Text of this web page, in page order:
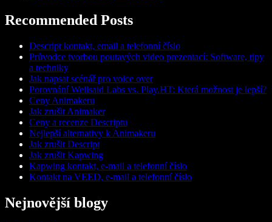
Recommended Posts
Descript kontakt, email a telefonní číslo
Průvodce tvorbou poutavých video prezentací: Software, tipy
a techniky
Jak napsat scénář pro voice over
Porovnání Wellsaid Labs vs. Play.HT: Která možnost je lepší?
Ceny Animakeru
Jak zrušit Animaker
Ceny a recenze Descriptu
Nejlepší alternativy k Animakeru
Jak zrušit Descript
Jak zrušit Kapwing
Kapwing kontakt, e-mail a telefonní číslo
Kontakt na VEED, e-mail a telefonní číslo
Nejnovější blogy